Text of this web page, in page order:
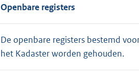
Openbare registers
De openbare registers bestemd
het Kadaster worden gehouden.